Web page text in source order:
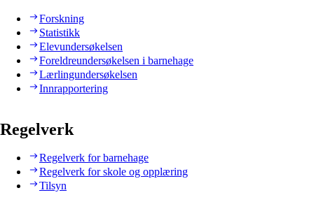
Forskning
Statistikk
Elevundersøkelsen
Foreldreundersøkelsen i barnehage
Lærlingundersøkelsen
Innrapportering
Regelverk
Regelverk for barnehage
Regelverk for skole og opplæring
Tilsyn